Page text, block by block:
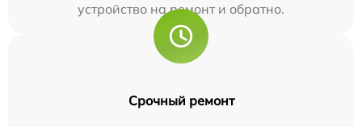
устройство на ремонт и обратно.
Срочный ремонт